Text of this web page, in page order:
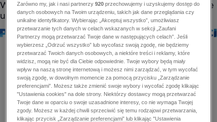
Zarówno my, jak i nasi partnerzy920 przechowujemy i uzyskujemy dostęp do
danych osobowych na Twoim urządzeniu, takich jak dane przeglądania czy
unikalne identyfikatory. Wybierając „Akceptuj wszystko”, umożliwiasz
przetwarzanie tych danych w celach wskazanych w sekcji „Zaufani
Partnerzy mogą przetwarzać Twoje dane w następujących celach”. Jeśli
wybierzesz „Odrzuć wszystko” lub wycofasz swoją zgodę, nie będziemy
przetwarzać Twoich danych osobowych, a niektóre treści i reklamy, które
widzisz, mogą nie być dla Ciebie odpowiednie. Twoje wybory będą miały
wpływ na naszą stronę internetową i możesz nimi zarządzać, w tym wycofać
swoją zgodę, w dowolnym momencie za pomocą przycisku „Zarządzanie
preferencjami”. Możesz także zmienić swoje wybory i wycofać zgodę klikając
"Ustawienia cookies" na dole strony. Niektórzy dostawcy mogą przetwarzać
Twoje dane w oparciu o swoje uzasadnione interesy, co nie wymaga Twojej
zgody. Możesz w każdej chwili sprzeciwić się temu rodzajowi przetwarzania,
klikając przycisk „Zarządzanie preferencjami” lub klikając "Ustawienia